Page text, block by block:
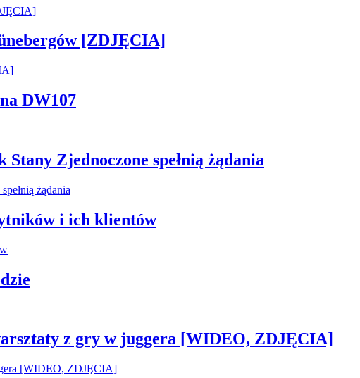
[ZDJĘCIA]
DW107
Zjednoczone spełnią żądania
i ich klientów
z gry w juggera [WIDEO, ZDJĘCIA]